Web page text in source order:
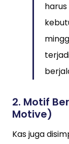
2. Motif
Motive)
Kas juga